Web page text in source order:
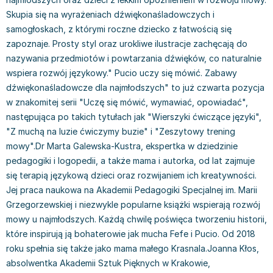
Książki: Prawo konstytucyjne
Książki: Prawo międzynarodowe
Książki: Prawo - orzecznictwo
Książki: Prawo pracy
Książki: Prawo Unii Europejskiej
Teksty aktów prawnych
Książki medyczne i naukowe
Chemia - książki
Książki o fizyce i astronomii
Geografia - książki
Inne
Książki do matematyki
Książki medyczne
Książki do nauk przyrodniczych
Technika, inżynieria, technologia - książki, podręczniki -
nauki ścisłe
Książki do nauk społecznych i humanistycznych
Książki: Film, muzyka, teatr
Książki: Historia sztuki
Książki o architekturze
Książki: Sztuka użytkowa
Książki: Sztuki wizualne
Inne
Książki dla dzieci 3-5 lat
Książki: bajki dla dzieci 3-5 lat
Kolorowanki i książki do naklejania 3-5 lat
Książki do nauki języków obcych 3-5 lat
Książki do nauki pisania i liczenia 3-5 lat
Książki grające, z puzzlami i magnesami 3-5 lat
Kreatywne i aktywizujące książki dla dzieci 3-5 lat
Poznawanie świata dla dzieci 3-5 lat - książki
Książki o zainteresowaniach dla dzieci 3-5 lat
Książki dla dzieci 6-8 lat
Książki do nauki czytania 6-8 lat
Książki do nauki języków obcych 6-8 lat
Książki do nauki pisania i liczenia 6-8 lat
Kreatywne i aktywizujące książki dla dzieci 6-8 lat
Literatura dla dzieci 6-8 lat
Poznawanie świata dla dzieci 6-8 lat - książki
Książki o zainteresowaniach dla dzieci 6-8 lat
Książki: Zdrowie
Kuchnia i diety - książki
Autorskie książki kucharskie
Ciasta, desery, wypieki - książki
Diety, zdrowe żywienie - książki
Książki kucharskie
Kuchnia polska - książki
Napoje - książki
Książki: Poradniki
Inne
Książki: Dom, ogród - poradniki
Książki: Hobby - poradniki
Książki: Moda, uroda, savoir vivre - poradniki
Książki pamiątkowe
Pozostałe książki
Dean Koontz
Andrzej Sapkowski
Stephenie Meyer
Robert Ludlum
Maria Czubaszek
Nora Roberts
Mario Vargas Llosa
Katarzyna Grochola
Ewa Nowak
Robin Cook
Carlos Ruiz Zafon
Konrad Gaca
Jerzy Zięba
Jodi Picoult
Dorota Terakowska
Abbi Glines
Alfred Szklarski
Skupia się na wyrażeniach dźwiękonaśladowczych i
samogłoskach, z którymi roczne dziecko z łatwością się
zapoznaje. Prosty styl oraz urokliwe ilustracje zachęcają do
nazywania przedmiotów i powtarzania dźwięków, co naturalnie
wspiera rozwój językowy." Pucio uczy się mówić. Zabawy
dźwiękonaśladowcze dla najmłodszych" to już czwarta pozycja
w znakomitej serii "Uczę się mówić, wymawiać, opowiadać",
następująca po takich tytułach jak "Wierszyki ćwiczące języki",
"Z muchą na luzie ćwiczymy buzie" i "Zeszytowy trening
mowy".Dr Marta Galewska-Kustra, ekspertka w dziedzinie
pedagogiki i logopedii, a także mama i autorka, od lat zajmuje
się terapią językową dzieci oraz rozwijaniem ich kreatywności.
Jej praca naukowa na Akademii Pedagogiki Specjalnej im. Marii
Grzegorzewskiej i niezwykle popularne książki wspierają rozwój
mowy u najmłodszych. Każdą chwilę poświęca tworzeniu historii,
które inspirują ją bohaterowie jak mucha Fefe i Pucio. Od 2018
roku spełnia się także jako mama małego Krasnala.Joanna Kłos,
absolwentka Akademii Sztuk Pięknych w Krakowie,